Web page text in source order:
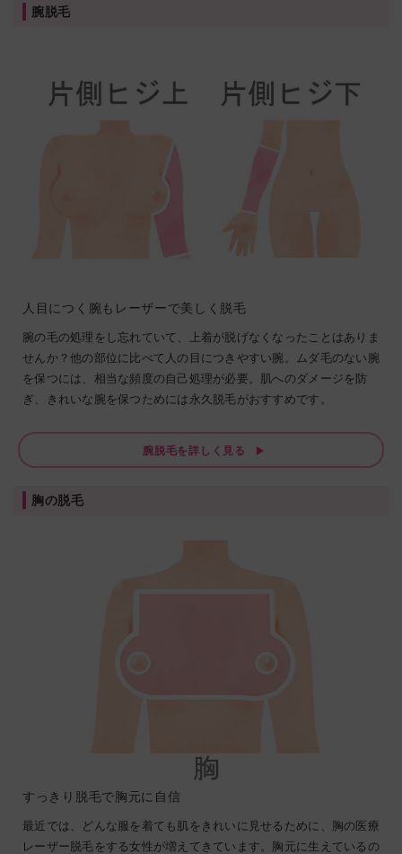
腕脱毛
人目につく腕もレーザーで美しく脱毛
腕の毛の処理をし忘れていて、上着が脱げなくなったことはありま
せんか？他の部位に比べて人の目につきやすい腕。ムダ毛のない腕
を保つには、相当な頻度の自己処理が必要。肌へのダメージを防
ぎ、きれいな腕を保つためには永久脱毛がおすすめです。
腕脱毛を詳しく見る
胸の脱毛
すっきり脱毛で胸元に自信
最近では、どんな服を着ても肌をきれいに見せるために、胸の医療
レーザー脱毛をする女性が増えてきています。胸元に生えているの